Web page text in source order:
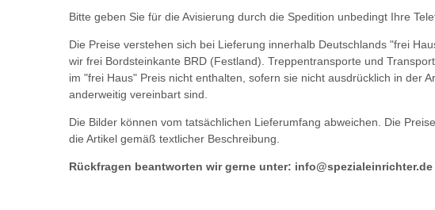
Bitte geben Sie für die Avisierung durch die Spedition unbedingt Ihre
Die Preise verstehen sich bei Lieferung innerhalb Deutschlands "frei
wir frei Bordsteinkante BRD (Festland). Treppentransporte und
im "frei Haus" Preis nicht enthalten, sofern sie nicht ausdrücklich in der
anderweitig vereinbart sind.
Die Bilder können vom tatsächlichen Lieferumfang abweichen. Die
die Artikel gemäß textlicher Beschreibung.
Rückfragen beantworten wir gerne unter: info@spezialeinrichter.de